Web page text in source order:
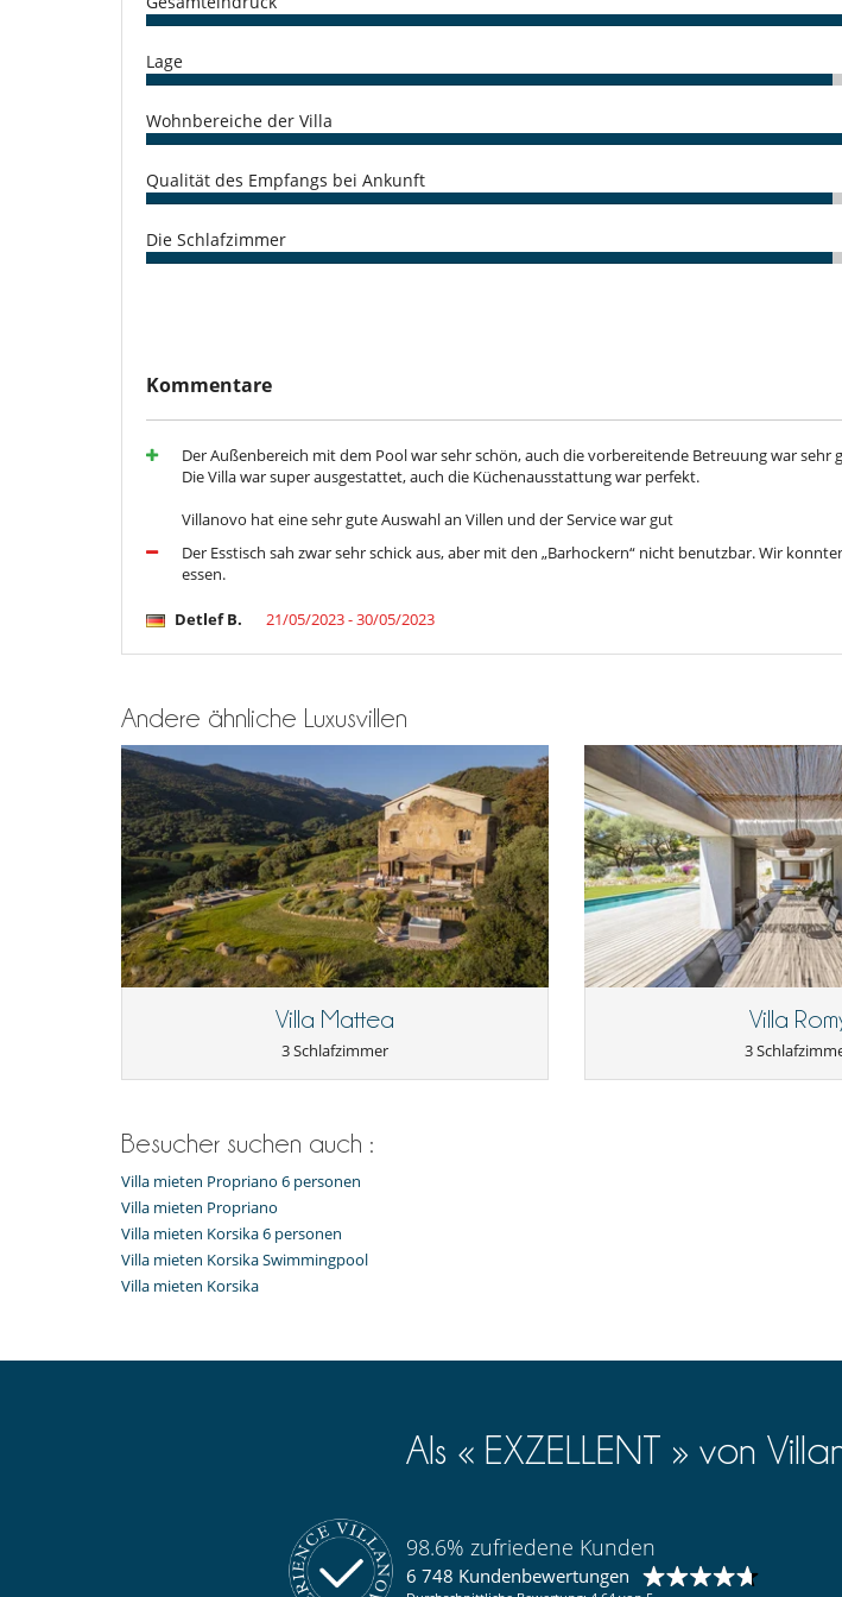
Waschmaschine
Wasserkocher
Unterhaltung, Wohlbefinden & Sport
Beheizter Außen-Swimmingpool
Fernseher
Schwimmbecken-Sicherheitssystem
Lage
Wohnbereiche der Villa
Qualität des Empfangs bei Ankunft
Die Schlafzimmer
Kommentare
Der Außenbereich mit dem Pool war sehr schön, auch die vorbereitende Betreuung war sehr
Die Villa war super ausgestattet, auch die Küchenausstattung war perfekt.
Villanovo hat eine sehr gute Auswahl an Villen und der Service war gut
Der Esstisch sah zwar sehr schick aus, aber mit den „Barhockern“ nicht benutzbar. Wir
essen.
Detlef B. 21/05/2023 - 30/05/2023
Andere ähnliche Luxusvillen
Villa Mattea
3 Schlafzimmer
Villa
3
Besucher suchen auch :
Villa mieten Propriano 6 personen
Villa mieten Propriano
Villa mieten Korsika 6 personen
Villa mieten Korsika Swimmingpool
Villa mieten Korsika
Als « EXZELLENT » von
98.6% zufriedene Kunden
6 748 Kundenbewertungen